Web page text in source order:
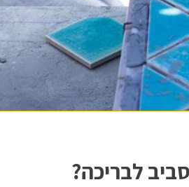
לבריכה?